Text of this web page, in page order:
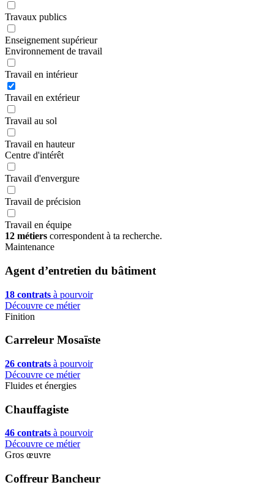
Travaux publics
Enseignement supérieur
Environnement de travail
Travail en intérieur
Travail en extérieur
Travail au sol
Travail en hauteur
Centre d'intérêt
Travail d'envergure
Travail de précision
Travail en équipe
12 métiers correspondent à ta recherche.
Maintenance
Agent d’entretien du bâtiment
18 contrats à pourvoir
Découvre ce métier
Finition
Carreleur Mosaïste
26 contrats à pourvoir
Découvre ce métier
Fluides et énergies
Chauffagiste
46 contrats à pourvoir
Découvre ce métier
Gros œuvre
Coffreur Bancheur